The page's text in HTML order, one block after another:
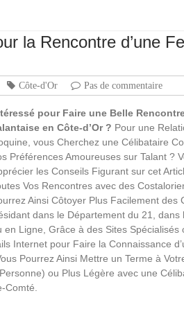
la Rencontre d’une
Côte-d'Or Pas de commentaire
pour Faire une Belle
en Côte-d’Or ? Pour une
vous Cherchez une Célibataire
Préférences Amoureuses sur Talant ?
les Conseils Figurant sur cet
Vos Rencontres avec des
Ainsi Côtoyer Plus Facilement des
dans le Département du 21, dans
en Ligne, Grâce à des Sites Spécialisés
Internet pour Faire la Connaissance
Pourrez Ainsi Mettre un Terme à
ou Plus Légère avec une
Comté.